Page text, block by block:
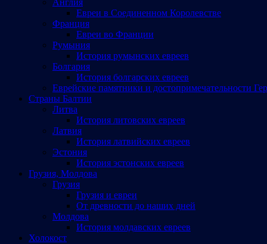
Евреи в Соединенном Королевстве
Франция
Евреи во Франции
Румыния
История румынских евреев
Болгария
История болгарских евреев
Еврейские памятники и достопримечательности
Страны Балтии
Литва
История литовских евреев
Латвия
История латвийских евреев
Эстония
История эстонских евреев
Грузия, Молдова
Грузия
Грузия и евреи
От древности до наших дней
Молдова
История молдавских евреев
Холокост